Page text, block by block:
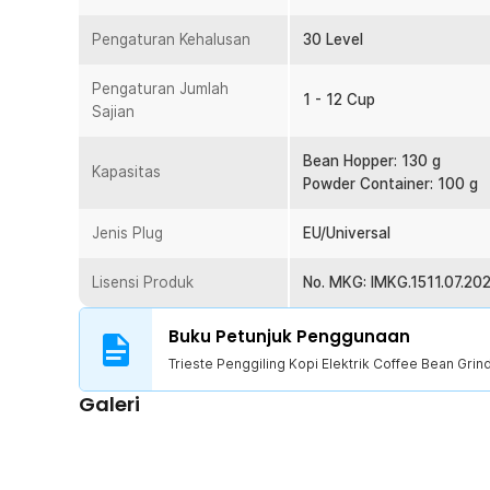
menyimpan biji kopi yang akan digiling agar kualitas
Kelengkapan Produk
Rincian yang Anda dapatkan untuk pembelian produk ini:
1 x Sikat Pembersih
Pengaturan Kehalusan 30 Level
Pengaturan Jumlah
Sajian
1 - 12 Cup
Kapasitas
Bean Hopper: 130 g
Powder Container: 100 g
Jenis Plug EU/Universal
Lisensi Produk No. MKG:
Buku Petunjuk Penggunaan
Trieste Penggiling Kopi Elektrik Coffee Bean
Galeri